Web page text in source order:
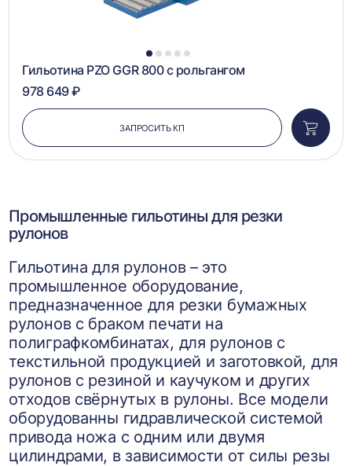
1 2 3 4 5
Гильотина PZO GGR 800 с рольгангом
978 649 ₽
ЗАПРОСИТЬ КП
в
Промышленные гильотины для резки
рулонов
Гильотина для рулонов – это
промышленное оборудование,
предназначенное для резки бумажных
рулонов с браком печати на
полиграфкомбинатах, для рулонов с
текстильной продукцией и заготовкой, для
рулонов с резиной и каучуком и других
отходов свёрнутых в рулоны. Все модели
оборудованны гидравлической системой
привода ножа с одним или двумя
цилиндрами, в зависимости от силы резы